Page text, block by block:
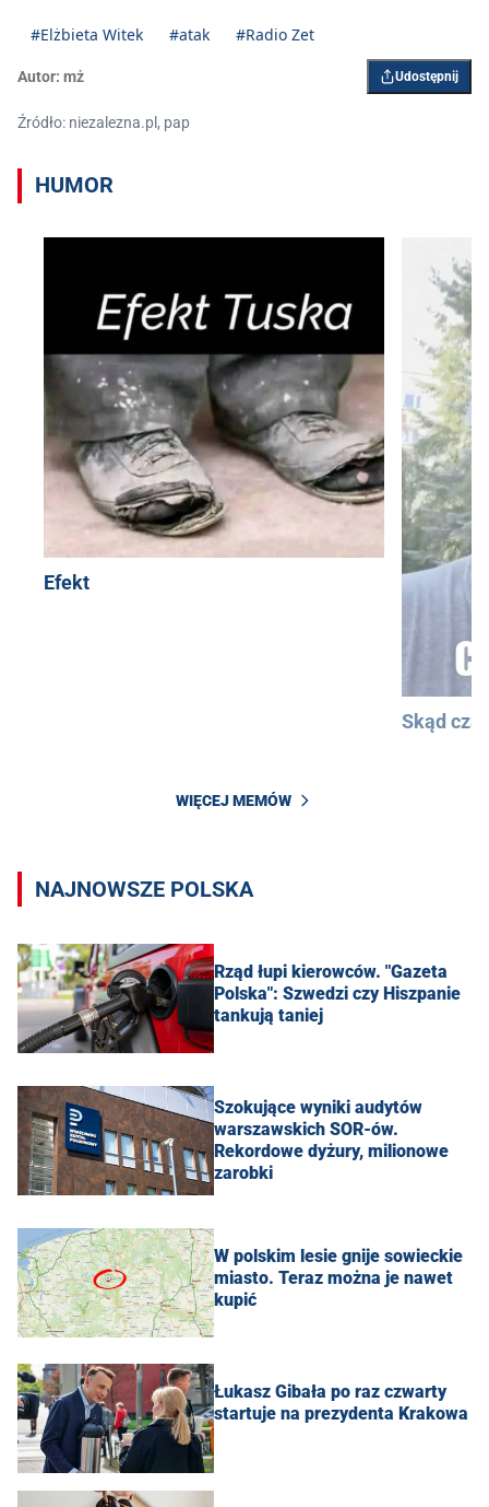
#Elżbieta Witek #atak #Radio Zet
Autor: mż Udostępnij
Źródło: niezalezna.pl, pap
HUMOR
Efekt
Skąd
WIĘCEJ MEMÓW
NAJNOWSZE POLSKA
Rząd łupi kierowców. "Gazeta
Polska": Szwedzi czy Hiszpanie
tankują taniej
Szokujące wyniki audytów
warszawskich SOR-ów.
Rekordowe dyżury, milionowe
zarobki
W polskim lesie gnije sowieckie
miasto. Teraz można je nawet
kupić
Łukasz Gibała po raz czwarty
startuje na prezydenta Krakowa